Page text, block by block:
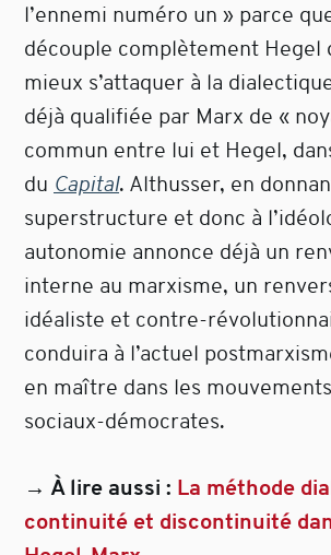
l’ennemi numéro un » parce
découple complètement Hegel
mieux s’attaquer à la
déjà qualifiée par Marx de «
commun entre lui et Hegel,
du Capital. Althusser, en
superstructure et donc à
autonomie annonce déjà un
interne au marxisme, un
idéaliste et contre-
conduira à l’actuel
en maître dans les
sociaux-démocrates.
→ À lire aussi : La méthode
continuité et discontinuité